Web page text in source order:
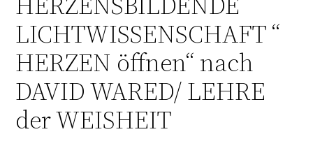
LICHTWISSENSCHAFT “
HERZEN öffnen“ nach
DAVID WARED/ LEHRE
der WEISHEIT